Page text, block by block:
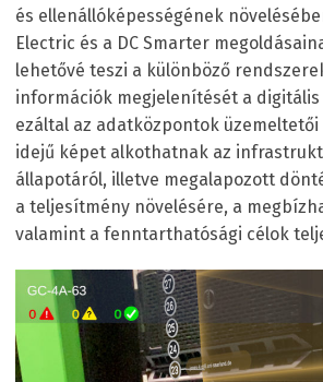
és ellenállóképességének
Electric és a DC Smarter
lehetővé teszi a különböző
információk megjelenítését a
ezáltal az adatközpontok üzemeltetői
idejű képet alkothatnak az
állapotáról, illetve megalapozott
a teljesítmény növelésére, a
valamint a fenntarthatósági célok